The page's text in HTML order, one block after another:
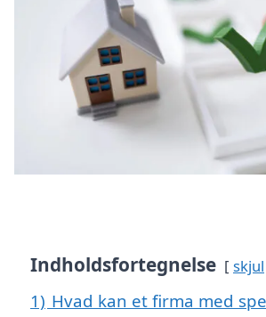
Indholdsfortegnelse skjul
1) Hvad kan et firma med